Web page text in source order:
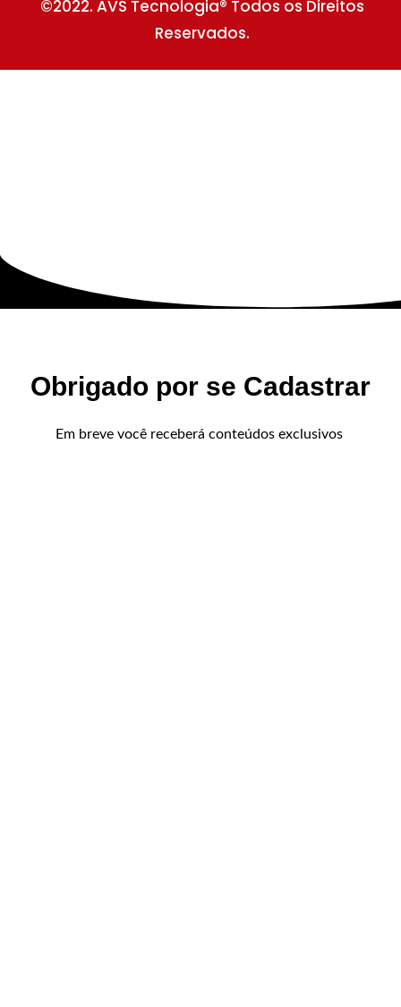
©2022. AVS Tecnologia® Todos os Direitos
Reservados.
Obrigado por se Cadastrar
Em breve você receberá conteúdos exclusivos